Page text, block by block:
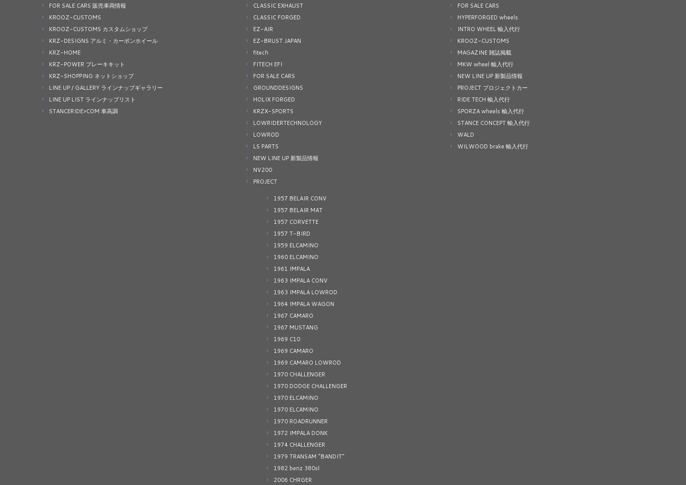
FOR SALE CARS 販売車両情報
KROOZ-CUSTOMS
KROOZ-CUSTOMS カスタムショップ
KRZ-DESIGNS アルミ・カーボンホイール
KRZ-HOME
KRZ-POWER ブレーキキット
KRZ-SHOPPING ネットショップ
LINE UP / GALLERY ラインナップギャラリー
LINE UP LIST ラインナップリスト
STANCERIDE>COM 車高調
CLASSIC EXHAUST
CLASSIC FORGED
EZ-AIR
EZ-BRUST JAPAN
fitech
FITECH EFI
FOR SALE CARS
GROUNDDESIGNS
HOLIX FORGED
KRZX-SPORTS
LOWRIDERTECHNOLOGY
LOWROD
LS PARTS
NEW LINE UP 新製品情報
NV200
PROJECT
1957 BELAIR CONV
1957 BELAIR MAT
1957 CORVETTE
1957 T-BIRD
1959 ELCAMINO
1960 ELCAMINO
1961 IMPALA
1963 IMPALA CONV
1963 IMPALA LOWROD
1964 IMPALA WAGON
1967 CAMARO
1967 MUSTANG
1969 C10
1969 CAMARO
1969 CAMARO LOWROD
1970 CHALLENGER
1970 DODGE CHALLENGER
1970 ELCAMINO
1970 ELCAMINO
1970 ROADRUNNER
1972 IMPALA DONK
1974 CHALLENGER
1979 TRANSAM "BANDIT"
1982 benz 380sl
2006 CHRGER
FOR SALE CARS
HYPERFORGED wheels
INTRO WHEEL 輸入代行
KROOZ-CUSTOMS
MAGAZINE 雑誌掲載
MKW wheel 輸入代行
NEW LINE UP 新製品情報
PROJECT プロジェクトカー
RIDE TECH 輸入代行
SPORZA wheels 輸入代行
STANCE CONCEPT 輸入代行
WALD
WILWOOD brake 輸入代行